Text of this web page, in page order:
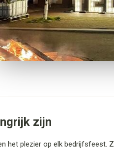
zijn
het plezier op elk bedrijfsfeest.